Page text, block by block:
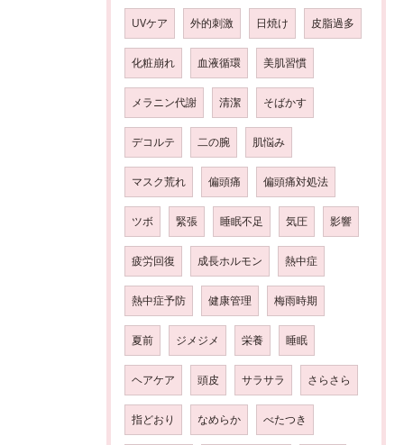
UVケア 外的刺激 日焼け 皮脂過多
化粧崩れ 血液循環 美肌習慣
メラニン代謝 清潔 そばかす
デコルテ 二の腕 肌悩み
マスク荒れ 偏頭痛 偏頭痛対処法
ツボ 緊張 睡眠不足 気圧 影響
疲労回復 成長ホルモン 熱中症
熱中症予防 健康管理 梅雨時期
夏前 ジメジメ 栄養 睡眠
ヘアケア 頭皮 サラサラ さらさら
指どおり なめらか べたつき